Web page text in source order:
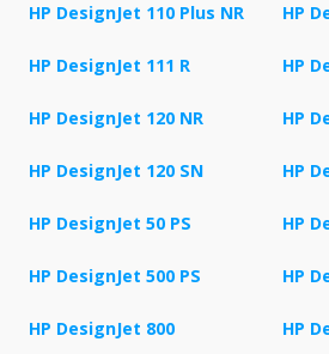
HP DesignJet 110 Plus NR HP
HP DesignJet 111 R HP
HP DesignJet 120 NR HP
HP DesignJet 120 SN HP
HP DesignJet 50 PS HP
HP DesignJet 500 PS HP
HP DesignJet 800 HP